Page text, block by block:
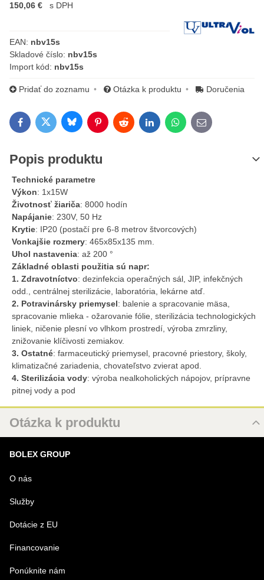
150,06 € s DPH
Výrobca:
EAN: nbv15s
Skladové číslo: nbv15s
Import kód: nbv15s
Pridať do zoznamu Otázka k produktu Doručenia
FacebookTwitterBlueskyPinterestRedditLinkedInWhatsApp
E-mail
Popis produktu
Technické parametre
Výkon: 1x15W
Životnosť žiariča: 8000 hodín
Napájanie: 230V, 50 Hz
Krytie: IP20 (postačí pre 6-8 metrov štvorcových)
Vonkajšie rozmery: 465x85x135 mm.
Uhol nastavenia: až 200 °
Základné oblasti použitia sú napr:
1. Zdravotníctvo: dezinfekcia operačných sál, JIP, infekčných
odd., centrálnej sterilizácie, laboratória, lekárne atď.
2. Potravinársky priemysel: balenie a spracovanie mäsa,
spracovanie mlieka - ožarovanie fólie, sterilizácia technologických
liniek, ničenie plesní vo vlhkom prostredí, výroba zmrzliny,
znižovanie klíčivosti zemiakov.
3. Ostatné: farmaceutický priemysel, pracovné priestory, školy,
klimatizačné zariadenia, chovateľstvo zvierat apod.
4. Sterilizácia vody: výroba nealkoholických nápojov, prípravne
pitnej vody a pod
Otázka k produktu
MENO
VÁŠ E-MAIL
VAŠA OTÁZKA K PRODUKTU
BOLEX GROUP
O nás
Služby
Dotácie z EU
Financovanie
Ponúknite nám